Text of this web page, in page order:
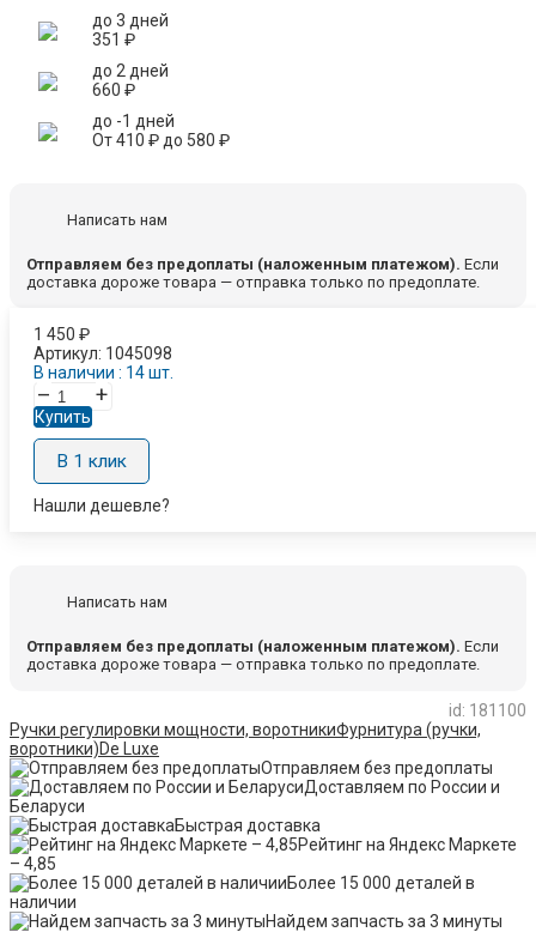
до 3 дней
351 ₽
до 2 дней
660 ₽
до -1 дней
От410 ₽ до 580 ₽
Написать нам
Отправляем без предоплаты (наложенным платежом). Если
доставка дороже товара — отправка только по предоплате.
1 450 ₽
Артикул: 1045098
В наличии : 14 шт.
– +
Купить
В 1 клик
Нашли дешевле?
Написать нам
Отправляем без предоплаты (наложенным платежом). Если
доставка дороже товара — отправка только по предоплате.
id: 181100
Ручки регулировки мощности, воротникиФурнитура (ручки,
воротники)De Luxe
Отправляем без предоплаты
Доставляем по России и
Беларуси
Быстрая доставка
Рейтинг на Яндекс Маркете
– 4,85
Более 15 000 деталей в
наличии
Найдем запчасть за 3 минуты